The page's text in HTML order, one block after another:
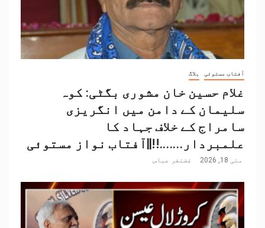
آفتاب مستوئی بلاگ
غلام حسین خان مشوری بگٹی: کوہ
سلیمان کے دامن میں انگریزی
سامراج کے خلاف جہاد کا
علمبردار…….!!||آفتاب نواز مستوئی
مئی 18, 2026 غضنفر عباس